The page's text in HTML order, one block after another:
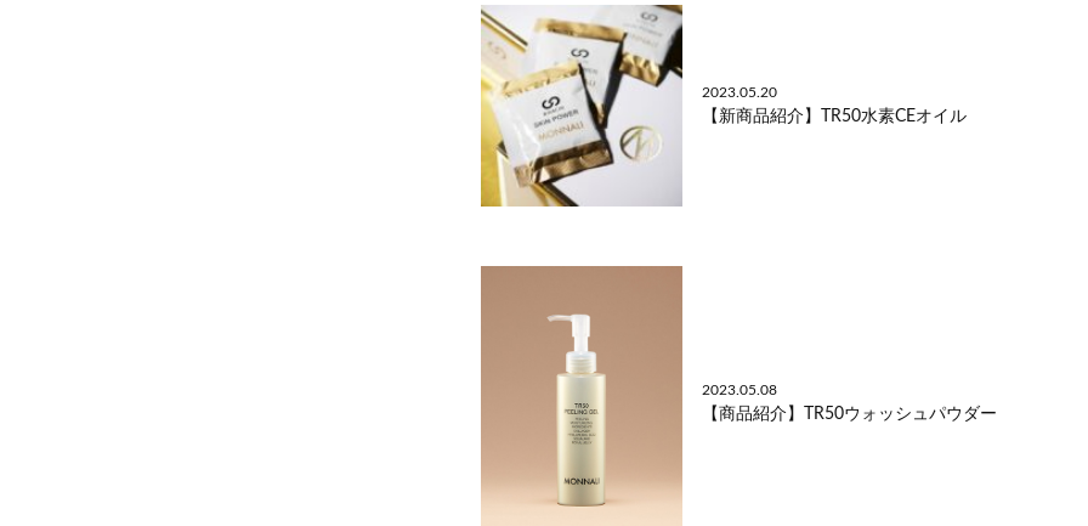
2023.05.20
【新商品紹介】TR50水素CEオイル
2023.05.08
【商品紹介】TR50ウォッシュパウダー